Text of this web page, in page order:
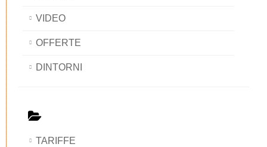
VIDEO
OFFERTE
DINTORNI
TARIFFE